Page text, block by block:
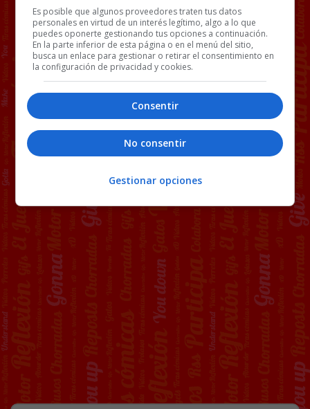
Es posible que algunos proveedores traten tus datos
personales en virtud de un interés legítimo, algo a lo que
puedes oponerte gestionando tus opciones a continuación.
En la parte inferior de esta página o en el menú del sitio,
busca un enlace para gestionar o retirar el consentimiento en
la configuración de privacidad y cookies.
Consentir
No consentir
Gestionar opciones